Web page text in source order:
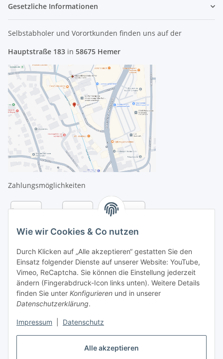
Alle akzeptieren
Wie wir Cookies & Co nutzen
Durch Klicken auf „Alle akzeptieren“ gestatten Sie den
Einsatz folgender Dienste auf unserer Website: YouTube,
Vimeo, ReCaptcha. Sie können die Einstellung jederzeit
ändern (Fingerabdruck-Icon links unten). Weitere Details
finden Sie unter Konfigurieren und in unserer
Datenschutzerklärung.
Impressum Datenschutz
Gesetzliche Informationen
Selbstabholer und Vorortkunden finden uns auf der
Hauptstraße 183 in 58675 Hemer
Zahlungsmöglichkeiten